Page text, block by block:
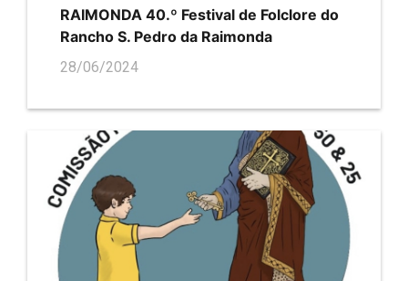
RAIMONDA 40.º Festival de Folclore do
Rancho S. Pedro da Raimonda
28/06/2024